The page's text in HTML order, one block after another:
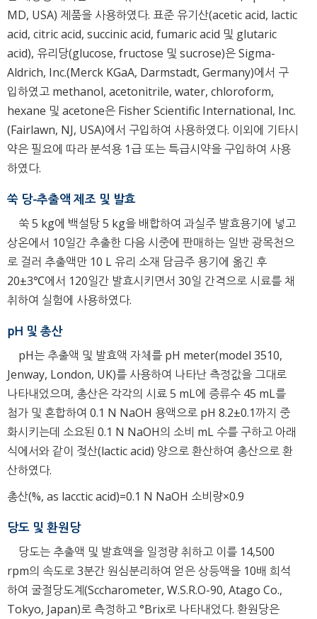
MD, USA) 제품을 사용하였다. 표준 유기산(acetic acid, lactic
acid, citric acid, succinic acid, fumaric acid 및 glutaric
acid), 유리당(glucose, fructose 및 sucrose)은 Sigma-
Aldrich, Inc.(Merck KGaA, Darmstadt, Germany)에서 구
입하였고 methanol, acetonitrile, water, chloroform,
hexane 및 acetone은 Fisher Scientific International, Inc.
(Fairlawn, NJ, USA)에서 구입하여 사용하였다. 이외에 기타시
약은 필요에 따라 분석용 1급 또는 특급시약을 구입하여 사용
하였다.
쑥 당-추출액 제조 및 발효
쑥 5 kg에 백설탕 5 kg을 배합하여 과실주 발효용기에 넣고
상온에서 10일간 추출한 다음 시중에 판매하는 일반 광목천으
로 걸러 추출액만 10 L 유리 소재 담금주 용기에 옮긴 후
20±3℃에서 120일간 발효시키면서 30일 간격으로 시료를 채
취하여 실험에 사용하였다.
pH 및 총산
pH는 추출액 및 발효액 자체를 pH meter(model 3510,
Jenway, London, UK)를 사용하여 나타난 측정값을 그대로
나타내었으며, 총산은 각각의 시료 5 mL에 증류수 45 mL를
첨가 및 혼합하여 0.1 N NaOH 용액으로 pH 8.2±0.1까지 중
화시키는데 소요된 0.1 N NaOH의 소비 mL 수를 구하고 아래
식에서와 같이 젖산(lactic acid) 양으로 환산하여 총산으로 환
산하였다.
총산(%, as lacctic acid)=0.1 N NaOH 소비량×0.9
당도 및 환원당
당도는 추출액 및 발효액을 일정량 취하고 이를 14,500
rpm의 속도로 3분간 원심분리하여 얻은 상등액을 10배 희석
하여 굴절당도계(Sccharometer, W.S.R.O-90, Atago Co.,
Tokyo, Japan)로 측정하고 °Brix로 나타내었다. 환원당은